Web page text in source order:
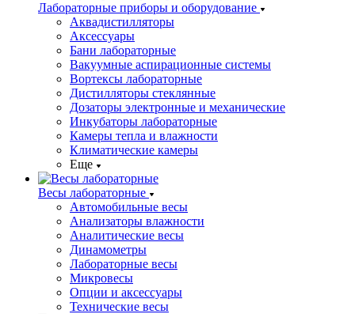
Лабораторные приборы и оборудование
Аквадистилляторы
Аксессуары
Бани лабораторные
Вакуумные аспирационные системы
Вортексы лабораторные
Дистилляторы стеклянные
Дозаторы электронные и механические
Инкубаторы лабораторные
Камеры тепла и влажности
Климатические камеры
Еще
Весы лабораторные
Автомобильные весы
Анализаторы влажности
Аналитические весы
Динамометры
Лабораторные весы
Микровесы
Опции и аксессуары
Технические весы